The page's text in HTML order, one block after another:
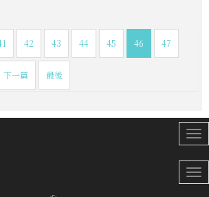
42 43 44 45 46 47
下一篇 最後